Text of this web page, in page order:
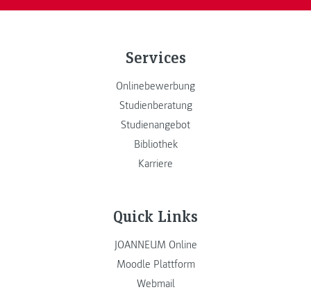
Services
Onlinebewerbung
Studienberatung
Studienangebot
Bibliothek
Karriere
Quick Links
JOANNEUM Online
Moodle Plattform
Webmail